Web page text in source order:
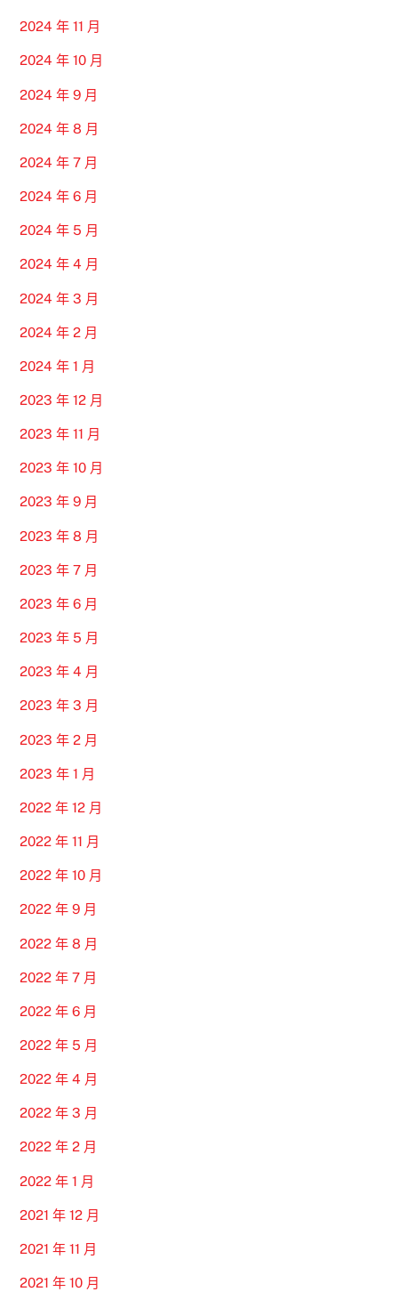
2024 年 11 月
2024 年 10 月
2024 年 9 月
2024 年 8 月
2024 年 7 月
2024 年 6 月
2024 年 5 月
2024 年 4 月
2024 年 3 月
2024 年 2 月
2024 年 1 月
2023 年 12 月
2023 年 11 月
2023 年 10 月
2023 年 9 月
2023 年 8 月
2023 年 7 月
2023 年 6 月
2023 年 5 月
2023 年 4 月
2023 年 3 月
2023 年 2 月
2023 年 1 月
2022 年 12 月
2022 年 11 月
2022 年 10 月
2022 年 9 月
2022 年 8 月
2022 年 7 月
2022 年 6 月
2022 年 5 月
2022 年 4 月
2022 年 3 月
2022 年 2 月
2022 年 1 月
2021 年 12 月
2021 年 11 月
2021 年 10 月